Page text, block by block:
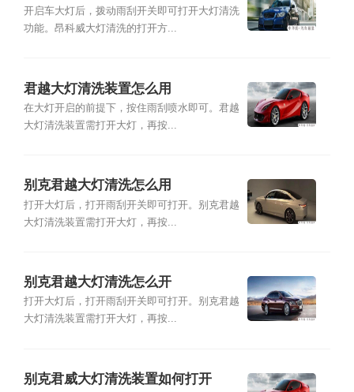
开启车大灯后，拨动雨刮开关即可打开大灯清洗
功能。昂科威大灯清洗的打开方...
君越大灯清洗装置怎么用
在大灯开启的前提下，按住雨刮喷水即可。君越
大灯清洗装置需打开大灯，再按...
别克君越大灯清洗怎么用
打开大灯后，打开雨刮开关即可打开。别克君越
大灯清洗装置需打开大灯，再按...
别克君越大灯清洗怎么开
打开大灯后，打开雨刮开关即可打开。别克君越
大灯清洗装置需打开大灯，再按...
别克君威大灯清洗装置如何打开